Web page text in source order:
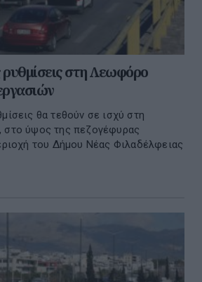
στη Λεωφόρο
θα τεθούν σε ισχύ στη
ύψος της πεζογέφυρας
του Δήμου Νέας Φιλαδέλφειας